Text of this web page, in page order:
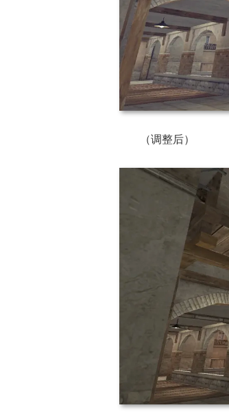
（调整后）